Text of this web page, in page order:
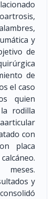
y
de
de
el caso
quien
rodilla
con
placa
y